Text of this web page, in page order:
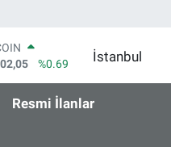
%0.69
%0.06
İstanbul
Resmi İlanlar